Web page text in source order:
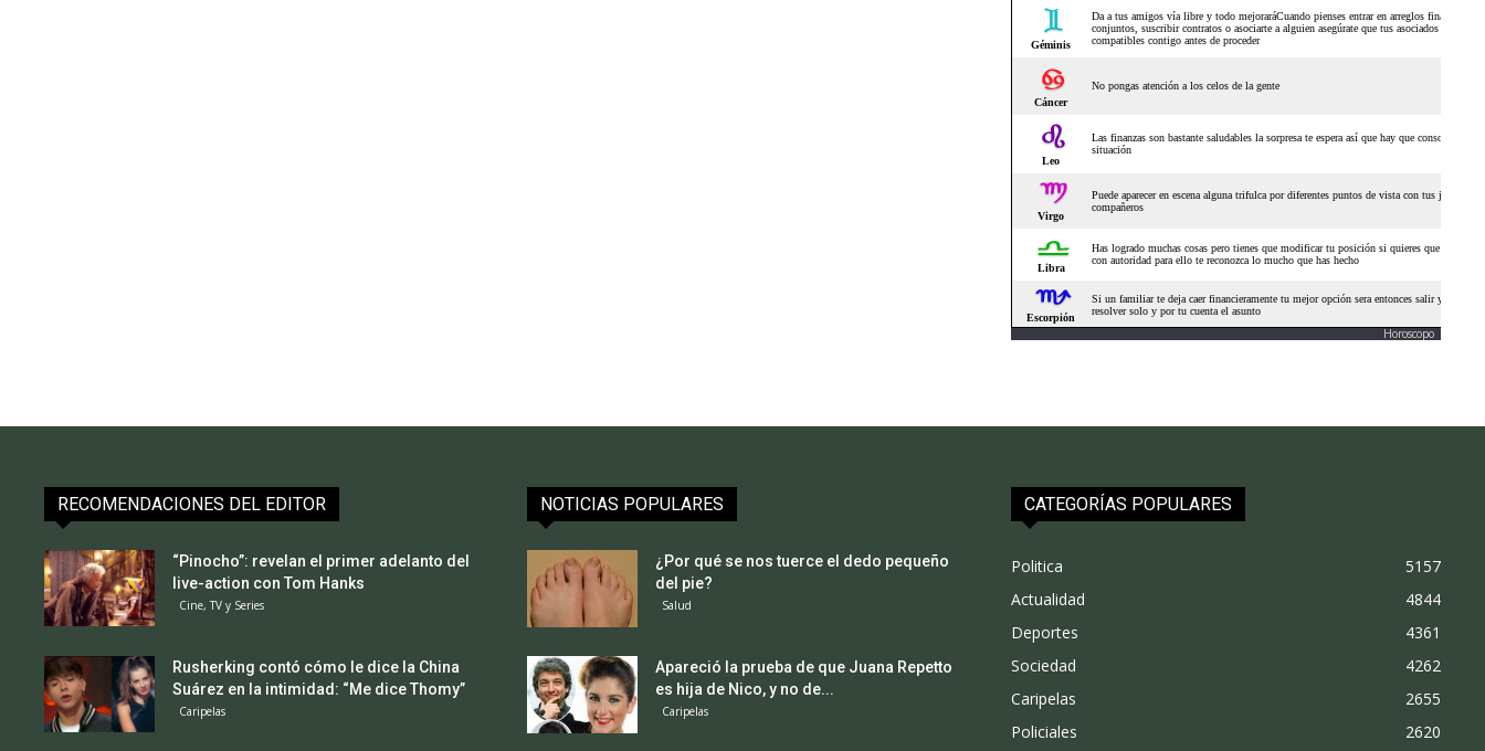
Horoscopo
RECOMENDACIONES DEL EDITOR
“Pinocho”: revelan el primer adelanto del
live-action con Tom Hanks
Cine, TV y Series
Rusherking contó cómo le dice la China
Suárez en la intimidad: “Me dice Thomy”
Caripelas
NOTICIAS POPULARES
¿Por qué se nos tuerce el dedo pequeño
del pie?
Salud
Apareció la prueba de que Juana Repetto
es hija de Nico, y no de...
Caripelas
CATEGORÍAS POPULARES
Politica
5157
Actualidad
4844
Deportes
4361
Sociedad
4262
Caripelas
2655
Policiales
2620